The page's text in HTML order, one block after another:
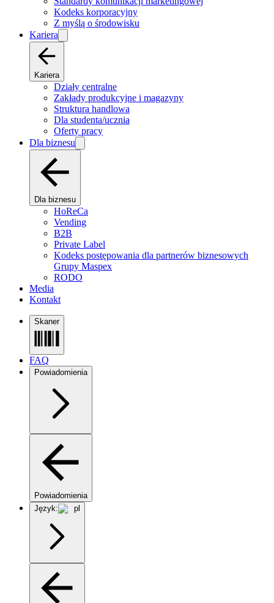
Kodeks korporacyjny
Z myślą o środowisku
Kariera
Kariera
Działy centralne
Zakłady produkcyjne i magazyny
Struktura handlowa
Dla studenta/ucznia
Oferty pracy
Dla biznesu
Dla biznesu
HoReCa
Vending
B2B
Private Label
Kodeks postępowania dla partnerów biznesowych
Grupy Maspex
RODO
Media
Kontakt
Skaner
FAQ
Powiadomienia
Powiadomienia
Język:
pl